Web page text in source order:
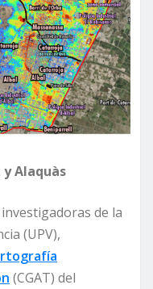
Alaquàs
de la
(UPV),
(CGAT) del